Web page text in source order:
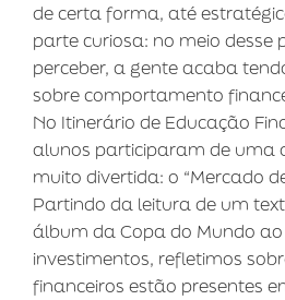
de certa forma, até
parte curiosa: no meio desse
perceber, a gente acaba
sobre comportamento
No Itinerário de Educação
alunos participaram de uma
muito divertida: o “Mercado
Partindo da leitura de um
álbum da Copa do Mundo
investimentos, refletimos
financeiros estão presentes